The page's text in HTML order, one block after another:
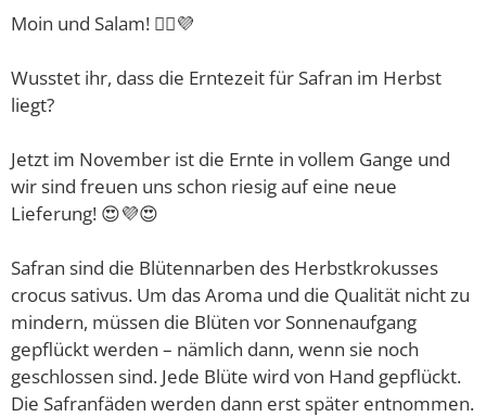
Moin und Salam! 🙋‍♀️💜
Wusstet ihr, dass die Erntezeit für Safran im Herbst
liegt?
Jetzt im November ist die Ernte in vollem Gange und
wir sind freuen uns schon riesig auf eine neue
Lieferung! 😍💜😍
Safran sind die Blütennarben des Herbstkrokusses
crocus sativus. Um das Aroma und die Qualität nicht zu
mindern, müssen die Blüten vor Sonnenaufgang
gepflückt werden – nämlich dann, wenn sie noch
geschlossen sind. Jede Blüte wird von Hand gepflückt.
Die Safranfäden werden dann erst später entnommen.